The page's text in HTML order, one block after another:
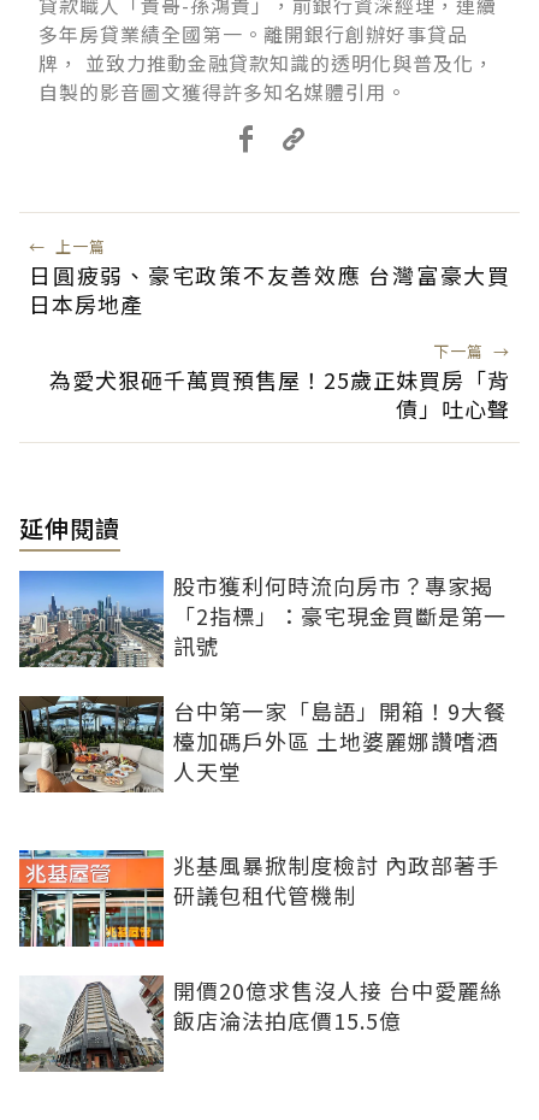
多年房貸業績全國第一。離開銀行創辦好事貸品
牌， 並致力推動金融貸款知識的透明化與普及化，
自製的影音圖文獲得許多知名媒體引用。
← 上一篇
日圓疲弱、豪宅政策不友善效應 台灣富豪大買
日本房地產
下一篇 →
為愛犬狠砸千萬買預售屋！25歲正妹買房「背
債」吐心聲
延伸閱讀
股市獲利何時流向房市？專家揭
「2指標」：豪宅現金買斷是第一
訊號
台中第一家「島語」開箱！9大餐
檯加碼戶外區 土地婆麗娜讚嗜酒
人天堂
兆基風暴掀制度檢討 內政部著手
研議包租代管機制
開價20億求售沒人接 台中愛麗絲
飯店淪法拍底價15.5億